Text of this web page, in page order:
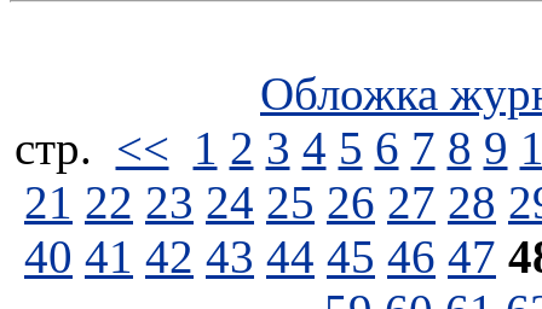
Обложка
стp. << 1 2 3 4 5 6 7 8 9
21 22 23 24 25 26 27 28
40 41 42 43 44 45 46 47